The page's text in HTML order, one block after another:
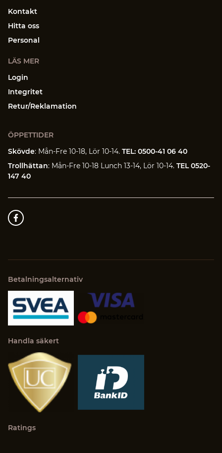
Kontakt
Hitta oss
Personal
LÄS MER
Login
Integritet
Retur/Reklamation
ÖPPETTIDER
Skövde: Mån-Fre 10-18, Lör 10-14. TEL: 0500-41 06 40
Trollhättan: Mån-Fre 10-18 Lunch 13-14, Lör 10-14. TEL 0520-
147 40
Betalningsalternativ
Handla säkert
Ratings